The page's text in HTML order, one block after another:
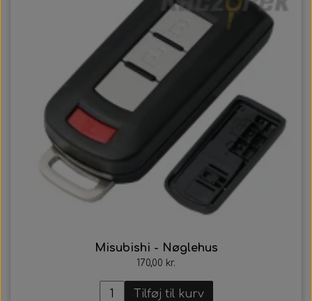
Misubishi - Nøglehus
170,00 kr.
Tilføj til kurv